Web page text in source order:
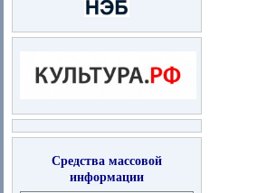
Средства массовой
информации